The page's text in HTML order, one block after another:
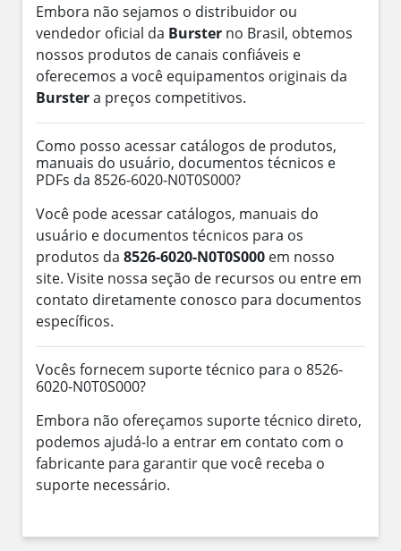
Embora não sejamos o distribuidor ou
vendedor oficial da Burster no Brasil, obtemos
nossos produtos de canais confiáveis e
oferecemos a você equipamentos originais da
Burstera preços competitivos.
Como posso acessar catálogos de produtos,
manuais do usuário, documentos técnicos e
PDFs da 8526-6020-N0T0S000?
Você pode acessar catálogos, manuais do
usuário e documentos técnicos para os
produtos da 8526-6020-N0T0S000 em nosso
site. Visite nossa seção de recursos ou entre em
contato diretamente conosco para documentos
específicos.
Vocês fornecem suporte técnico para o 8526-
6020-N0T0S000?
Embora não ofereçamos suporte técnico direto,
podemos ajudá-lo a entrar em contato com o
fabricante para garantir que você receba o
suporte necessário.